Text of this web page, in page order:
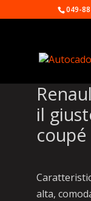
049-
il
coupé
alta,